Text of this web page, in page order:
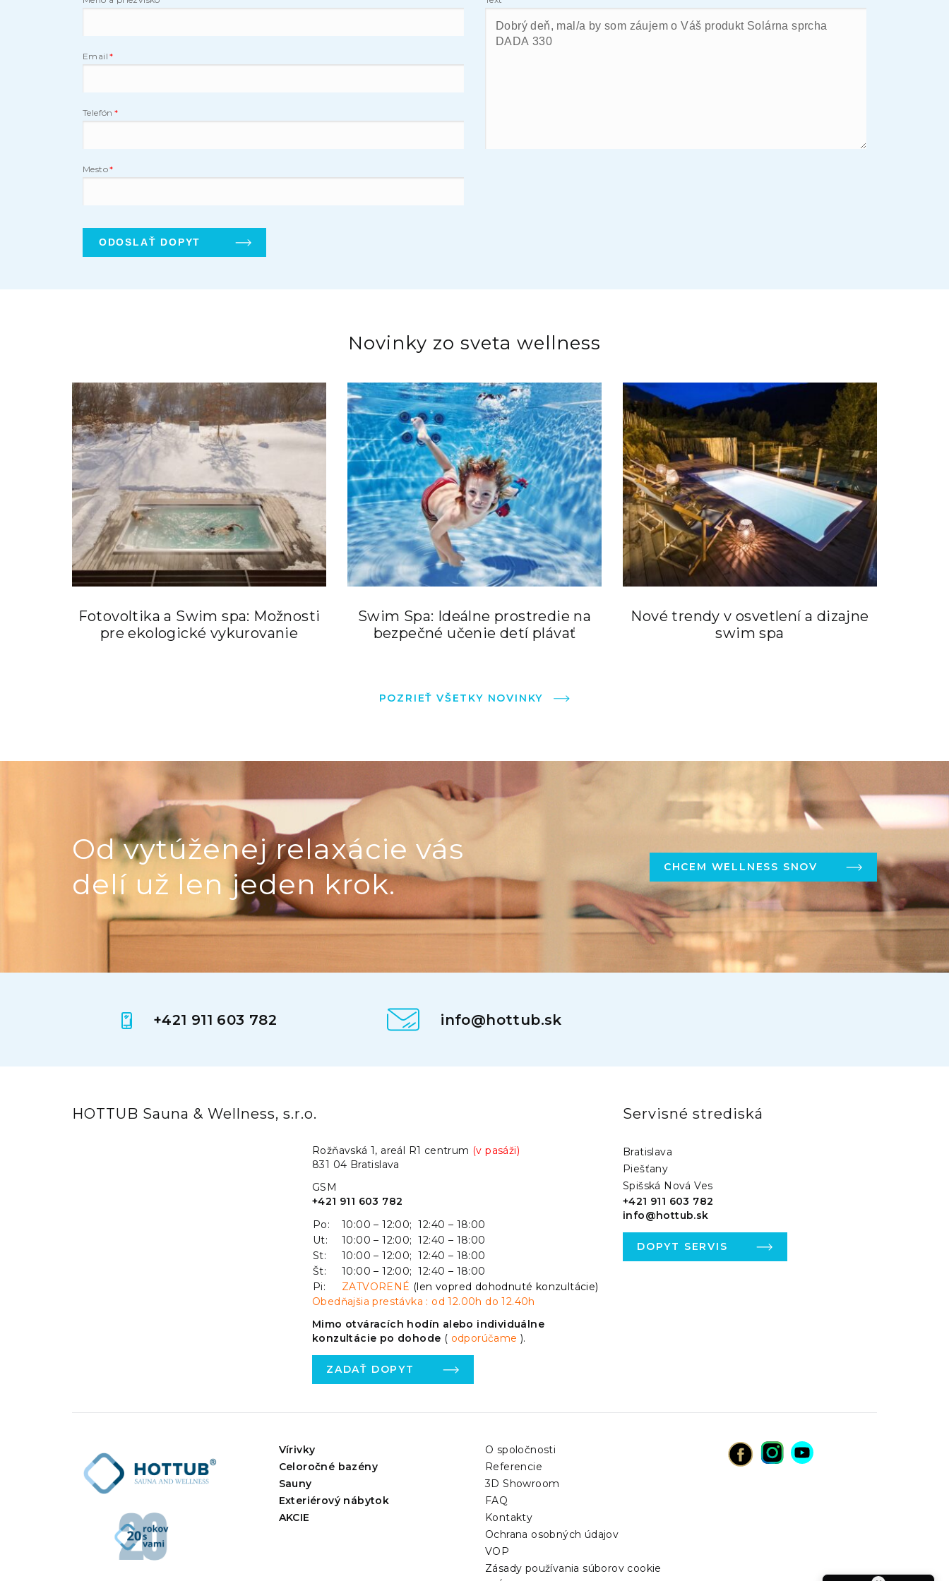
Email
Telefón
Mesto
Novinky zo sveta wellness
Fotovoltika a Swim spa: Možnosti
pre ekologické vykurovanie
Swim Spa: Ideálne prostredie na
bezpečné učenie detí plávať
Nové trendy v osvetlení a dizajne
swim spa
POZRIEŤ VŠETKY NOVINKY
Od vytúženej relaxácie vás
delí už len jeden krok.
CHCEM WELLNESS SNOV
+421 911 603 782 info@hottub.sk
HOTTUB Sauna & Wellness, s.r.o.
Rožňavská 1, areál R1 centrum (v pasáži)
831 04 Bratislava
GSM
+421 911 603 782
Po:
10:00 – 12:00; 12:40 – 18:00
Ut:
10:00 – 12:00; 12:40 – 18:00
St:
10:00 – 12:00; 12:40 – 18:00
Št:
10:00 – 12:00; 12:40 – 18:00
Pi:
ZATVORENÉ (len vopred dohodnuté konzultácie)
Obedňajšia prestávka : od 12.00h do 12.40h
Mimo otváracích hodín alebo individuálne
konzultácie po dohode ( odporúčame).
ZADAŤ DOPYT
Servisné strediská
Bratislava
Piešťany
Spišská Nová Ves
+421 911 603 782
info@hottub.sk
DOPYT SERVIS
Vírivky
Celoročné bazény
Sauny
Exteriérový nábytok
AKCIE
O spoločnosti
Referencie
3D Showroom
FAQ
Kontakty
Ochrana osobných údajov
VOP
Zásady používania súborov cookie